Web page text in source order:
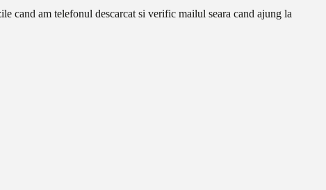
cand am telefonul descarcat si verific mailul seara cand ajung la